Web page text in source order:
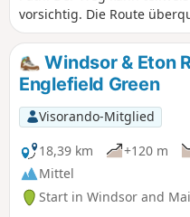
und einen Blick auf den
Ruder-See des Eton
vorsichtig. Die Route
Eton, biegt dann links ab
an Boveney und Dorney
Studios sind bald auf der
sehen. Als nächstes kommt
Maidenhead und Cookham
Windsor & Eton
Englefield Green
Visorando-Mitglied
18,39 km
+120 m
Mittel
Start in Windsor and